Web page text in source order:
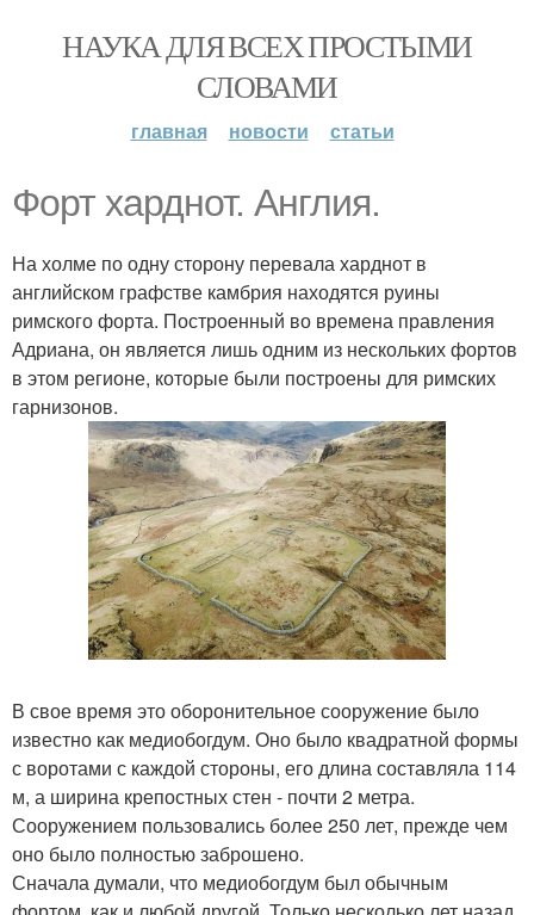
НАУКА ДЛЯ ВСЕХ ПРОСТЫМИ
СЛОВАМИ
главная новости статьи
Форт харднот. Англия.
На холме по одну сторону перевала харднот в
английском графстве камбрия находятся руины
римского форта. Построенный во времена правления
Адриана, он является лишь одним из нескольких фортов
в этом регионе, которые были построены для римских
гарнизонов.
В свое время это оборонительное сооружение было
известно как медиобогдум. Оно было квадратной формы
с воротами с каждой стороны, его длина составляла 114
м, а ширина крепостных стен - почти 2 метра.
Сооружением пользовались более 250 лет, прежде чем
оно было полностью заброшено.
Сначала думали, что медиобогдум был обычным